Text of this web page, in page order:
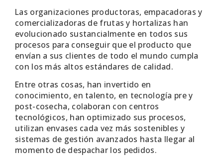
Las organizaciones productoras, empacadoras y
comercializadoras de frutas y hortalizas han
evolucionado sustancialmente en todos sus
procesos para conseguir que el producto que
envían a sus clientes de todo el mundo cumpla
con los más altos estándares de calidad.
Entre otras cosas, han invertido en
conocimiento, en talento, en tecnología pre y
post-cosecha, colaboran con centros
tecnológicos, han optimizado sus procesos,
utilizan envases cada vez más sostenibles y
sistemas de gestión avanzados hasta llegar al
momento de despachar los pedidos.